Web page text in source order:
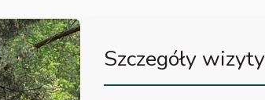
Szczegóły wizyty